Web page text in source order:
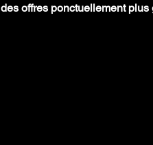
des offres ponctuellement plus